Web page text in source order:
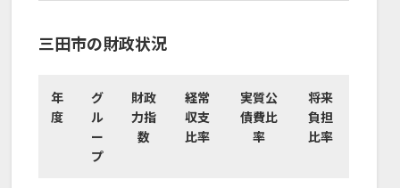
三田市の財政状況
年
度
グ
ル
ー
プ
財政
力指
数
経常
収支
比率
実質公
債費比
率
将来
負担
比率